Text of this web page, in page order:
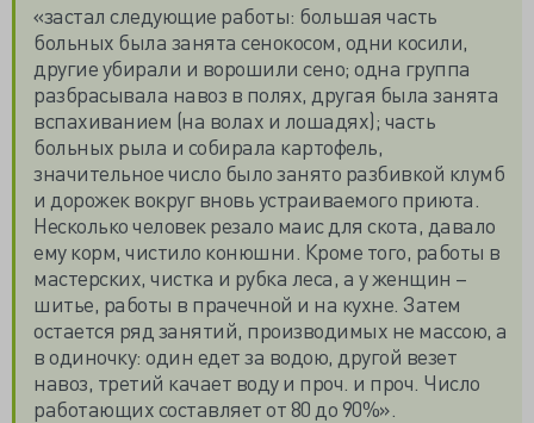
«застал следующие работы: большая часть
больных была занята сенокосом, одни косили,
другие убирали и ворошили сено; одна группа
разбрасывала навоз в полях, другая была занята
вспахиванием (на волах и лошадях); часть
больных рыла и собирала картофель,
значительное число было занято разбивкой клумб
и дорожек вокруг вновь устраиваемого приюта.
Несколько человек резало маис для скота, давало
ему корм, чистило конюшни. Кроме того, работы в
мастерских, чистка и рубка леса, а у женщин –
шитье, работы в прачечной и на кухне. Затем
остается ряд занятий, производимых не массою, а
в одиночку: один едет за водою, другой везет
навоз, третий качает воду и проч. и проч. Число
работающих составляет от 80 до 90%».